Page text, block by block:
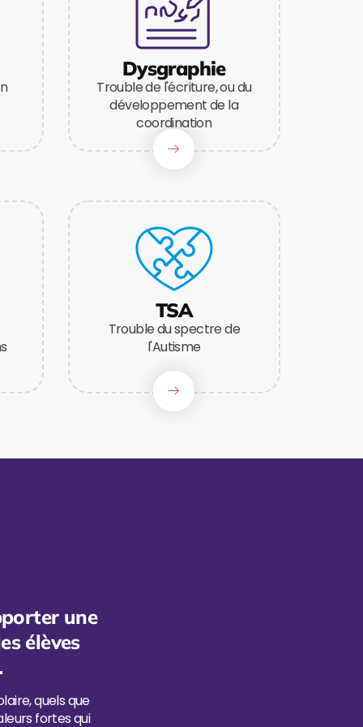
Dysgraphie
Trouble de l'écriture, ou du
développement de la
coordination
TSA
Trouble du spectre de
l'Autisme
une
élèves
quels que
fortes qui